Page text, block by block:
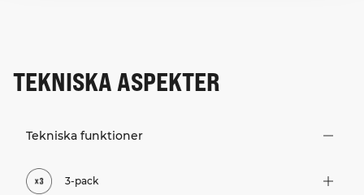
TEKNISKA ASPEKTER
Tekniska funktioner
3-pack